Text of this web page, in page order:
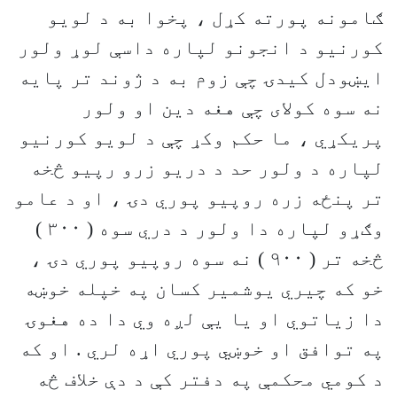
ګامونه پورته کړل ، پخوا به د لويو
کورنيو د انجونو لپاره داسې لوړ ولور
ايښودل کيدۍ چې زوم به د ژوند تر پايه
نه سوه کولای چې هغه دين او ولور
پريکړي ، ما حکم وکړ چې د لويو کورنيو
لپاره د ولور حد د دريو زرو رپيو څخه
تر پنځه زره روپيو پوري دۍ ، او د عامو
وګړو لپاره دا ولور د دري سوه ( ٣٠٠ )
څخه تر ( ٩٠٠ ) نه سوه روپيو پوري دۍ ،
خو که چيري يوشمير کسان په خپله خوښه
دا زياتوي او يا يې لږه وي دا ده هغوۍ
په توافق او خوښي پوري اړه لري . او که
د کومي محکمې په دفتر کې د دې خلاف څه